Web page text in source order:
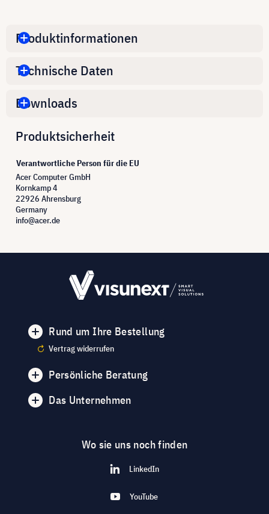
Produktinformationen
Technische Daten
Downloads
Produktsicherheit
Verantwortliche Person für die EU
Acer Computer GmbH
Kornkamp 4
22926 Ahrensburg
Germany
info@acer.de
Rund um Ihre Bestellung
Vertrag widerrufen
Persönliche Beratung
Das Unternehmen
Wo sie uns noch finden
LinkedIn
YouTube